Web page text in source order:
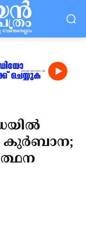
കുര്‍ബാന;